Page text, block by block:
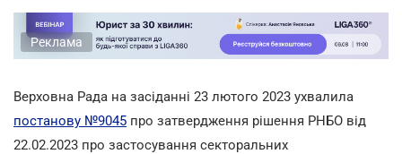
Реклама
Верховна Рада на засіданні 23 лютого 2023 ухвалила
постанову №9045 про затвердження рішення РНБО від
22.02.2023 про застосування секторальних